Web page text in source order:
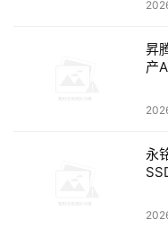
昇
产
永